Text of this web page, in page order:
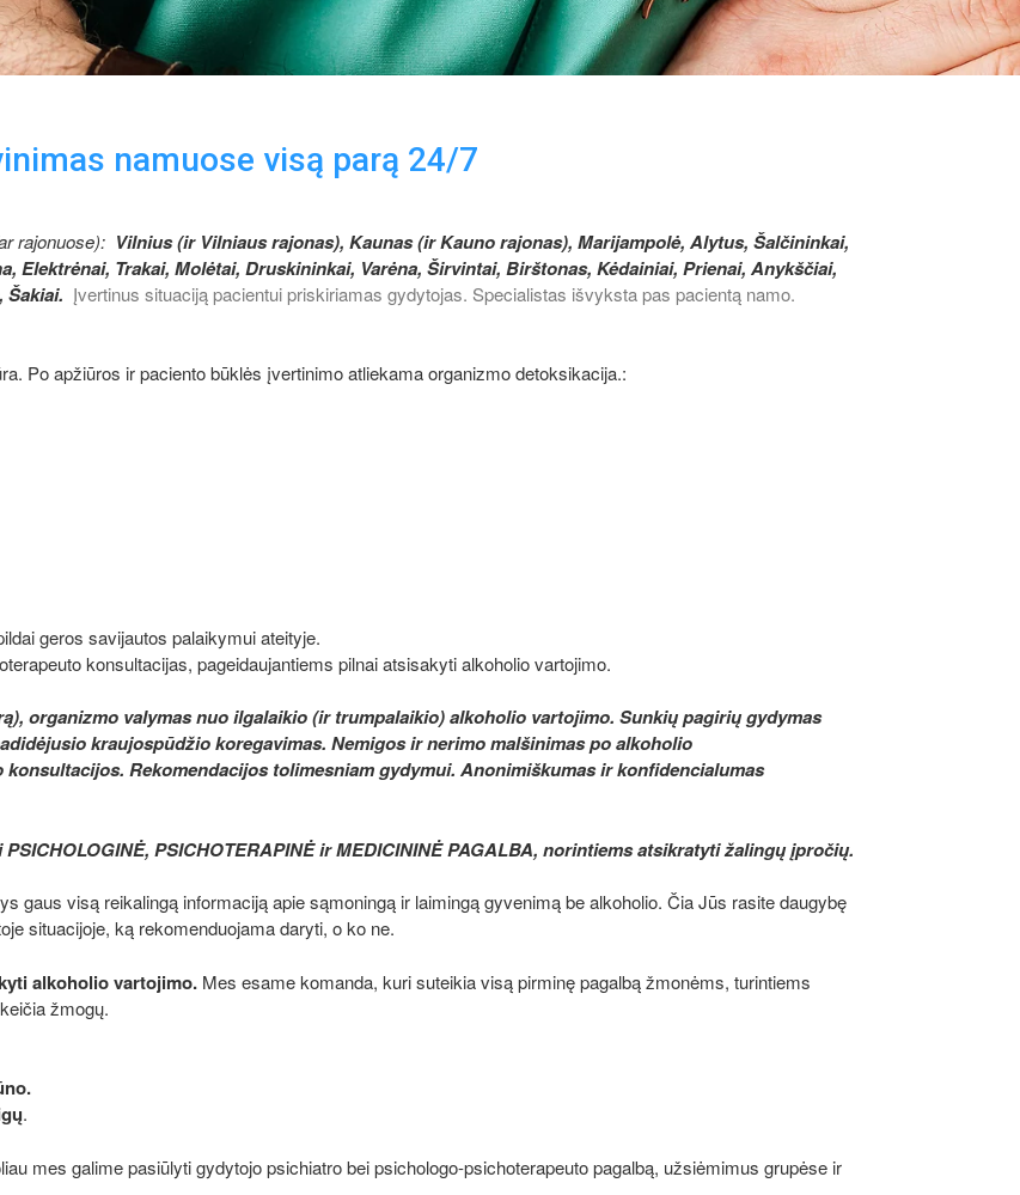
namuose visą parą 24/7
rajonuose): Vilnius (ir Vilniaus rajonas), Kaunas (ir Kauno rajonas), Marijampolė, Alytus, Šalčininkai,
Elektrėnai, Trakai, Molėtai, Druskininkai, Varėna, Širvintai, Birštonas, Kėdainiai, Prienai, Anykščiai,
Šakiai. Įvertinus situaciją pacientui priskiriamas gydytojas. Specialistas išvyksta pas pacientą namo.
Po apžiūros ir paciento būklės įvertinimo atliekama organizmo detoksikacija.:
geros savijautos palaikymui ateityje.
konsultacijas, pageidaujantiems pilnai atsisakyti alkoholio vartojimo.
organizmo valymas nuo ilgalaikio (ir trumpalaikio) alkoholio vartojimo. Sunkių pagirių gydymas
kraujospūdžio koregavimas. Nemigos ir nerimo malšinimas po alkoholio
Rekomendacijos tolimesniam gydymui. Anonimiškumas ir konfidencialumas
PSICHOTERAPINĖ ir MEDICININĖ PAGALBA, norintiems atsikratyti žalingų įpročių.
gaus visą reikalingą informaciją apie sąmoningą ir laimingą gyvenimą be alkoholio. Čia Jūs rasite daugybę
situacijoje, ką rekomenduojama daryti, o ko ne.
alkoholio vartojimo. Mes esame komanda, kuri suteikia visą pirminę pagalbą žmonėms, turintiems
žmogų.
.
mes galime pasiūlyti gydytojo psichiatro bei psichologo-psichoterapeuto pagalbą, užsiėmimus grupėse ir